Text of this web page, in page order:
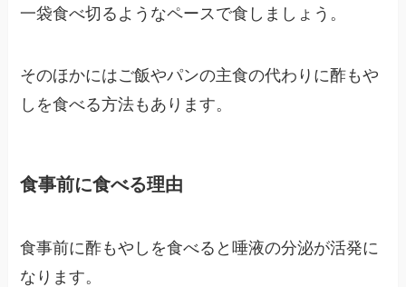
一袋食べ切るようなペースで食しましょう。
そのほかにはご飯やパンの主食の代わりに酢もや
しを食べる方法もあります。
食事前に食べる理由
食事前に酢もやしを食べると唾液の分泌が活発に
なります。